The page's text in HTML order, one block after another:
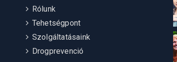
Rólunk
Tehetségpont
Szolgáltatásaink
Drogprevenció